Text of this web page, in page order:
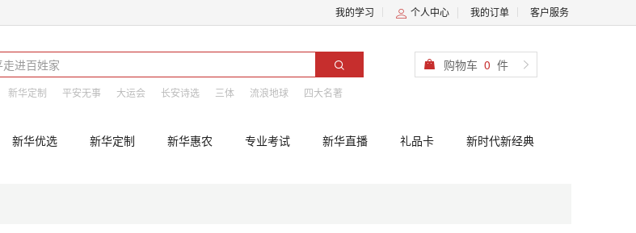
我的学习 个人中心 我的订单 客户服务
新华定制 平安无事 大运会 长安诗选 三体 流浪地球 四大名著
购物车 0 件
新华优选 新华定制 新华惠农 专业考试 新华直播 礼品卡 新时代新经典